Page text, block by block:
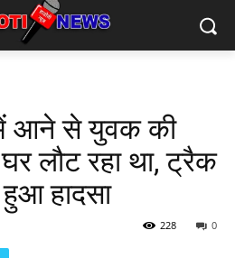
आने से युवक की
लौट रहा था, ट्रैक
हादसा
0
228